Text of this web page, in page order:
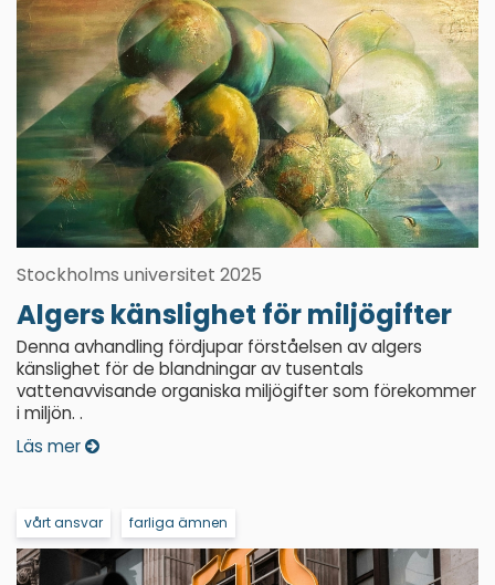
Stockholms universitet 2025
Algers känslighet för miljögifter
Denna avhandling fördjupar förståelsen av algers
känslighet för de blandningar av tusentals
vattenavvisande organiska miljögifter som förekommer
i miljön. .
Läs mer
vårt ansvar farliga ämnen